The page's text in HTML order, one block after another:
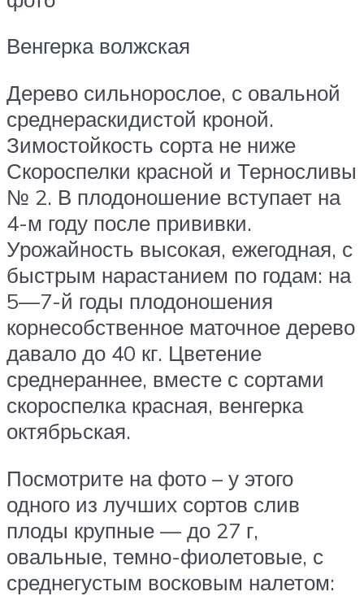
Венгерка волжская
Дерево сильнорослое, с овальной
среднераскидистой кроной.
Зимостойкость сорта не ниже
Скороспелки красной и Терносливы
№ 2. В плодоношение вступает на
4-м году после прививки.
Урожайность высокая, ежегодная, с
быстрым нарастанием по годам: на
5—7-й годы плодоношения
корнесобственное маточное дерево
давало до 40 кг. Цветение
среднераннее, вместе с сортами
скороспелка красная, венгерка
октябрьская.
Посмотрите на фото – у этого
одного из лучших сортов слив
плоды крупные — до 27 г,
овальные, темно-фиолетовые, с
среднегустым восковым налетом: